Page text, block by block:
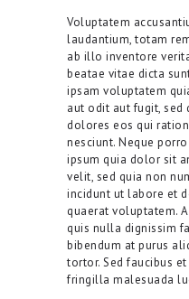
Voluptatem
laudantium, totam
ab illo inventore
beatae vitae dicta
ipsam voluptatem
aut odit aut fugit, sed
dolores eos qui
nesciunt. Neque
ipsum quia dolor sit
velit, sed quia non
incidunt ut labore et
quaerat voluptatem.
quis nulla dignissim
bibendum at purus
tortor. Sed faucibus
fringilla malesuada